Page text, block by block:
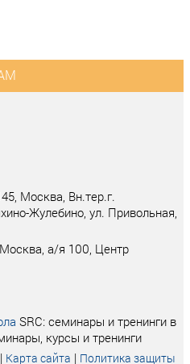
Москва, Вн.тер.г.
Жулебино, ул. Привольная,
Москва, а/я 100, Центр
SRC: семинары и тренинги в
курсы и тренинги
| Карта сайта | Политика защиты